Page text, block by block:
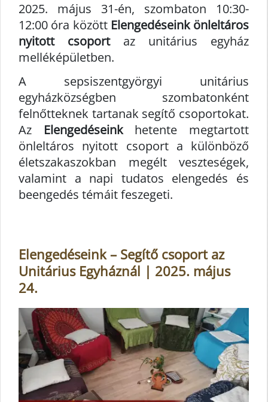
2025. május 31-én, szombaton 10:30-
12:00 óra között Elengedéseink önleltáros
nyitott csoportaz unitárius egyház
melléképületben.
A sepsiszentgyörgyi unitárius
egyházközségben szombatonként
felnőtteknek tartanak segítő csoportokat.
Az Elengedéseinkhetente megtartott
önleltáros nyitott csoport a különböző
életszakaszokban megélt veszteségek,
valamint a napi tudatos elengedés és
beengedés témáit feszegeti.
Elengedéseink – Segítő csoport az
Unitárius Egyháznál | 2025. május
24.